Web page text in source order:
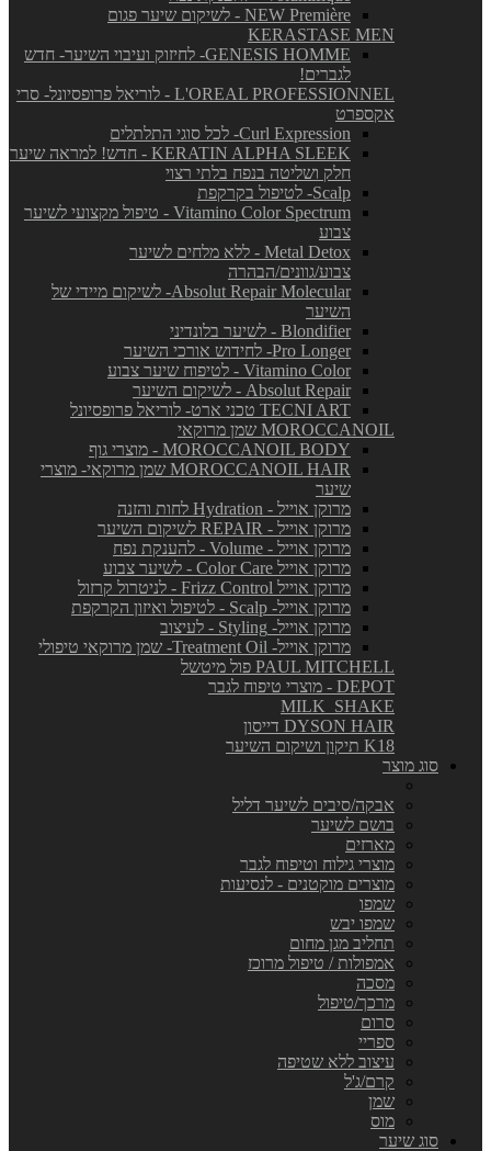
NEW Première - לשיקום שיער פגום
KERASTASE MEN
GENESIS HOMME- לחיזוק ועיבוי השיער- חדש
לגברים!
L'OREAL PROFESSIONNEL - לוריאל פרופסיונל- סרי
אקספרט
Curl Expression- לכל סוגי התלתלים
KERATIN ALPHA SLEEK - חדש! למראה שיער
חלק ושליטה בנפח בלתי רצוי
Scalp- לטיפול בקרקפת
Vitamino Color Spectrum - טיפול מקצועי לשיער
צבוע
Metal Detox - ללא מלחים לשיער
צבוע/גוונים/הבהרה
Absolut Repair Molecular- לשיקום מיידי של
השיער
Blondifier - לשיער בלונדיני
Pro Longer- לחידוש אורכי השיער
Vitamino Color - לטיפוח שיער צבוע
Absolut Repair - לשיקום השיער
TECNI ART טכני ארט- לוריאל פרופסיונל
MOROCCANOIL שמן מרוקאי
MOROCCANOIL BODY - מוצרי גוף
MOROCCANOIL HAIR שמן מרוקאי- מוצרי
שיער
מרוקן אוייל - Hydration לחות והזנה
מרוקן אוייל - REPAIR לשיקום השיער
מרוקן אוייל - Volume - להענקת נפח
מרוקן אוייל Color Care - לשיער צבוע
מרוקן אוייל Frizz Control - לניטרול קרזול
מרוקן אוייל- Scalp - לטיפול ואיזון הקרקפת
מרוקן אוייל- Styling - לעיצוב
מרוקן אוייל- Treatment Oil- שמן מרוקאי טיפולי
PAUL MITCHELL פול מיטשל
DEPOT - מוצרי טיפוח לגבר
MILK_SHAKE
DYSON HAIR דייסון
K18 תיקון ושיקום השיער
סוג מוצר
אבקה/סיבים לשיער דליל
בושם לשיער
מארזים
מוצרי גילוח וטיפוח לגבר
מוצרים מוקטנים - לנסיעות
שמפו
שמפו יבש
תחליב מגן מחום
אמפולות / טיפול מרוכז
מסכה
מרכך/טיפול
סרום
ספריי
עיצוב ללא שטיפה
קרם/ג'ל
שמן
מוס
סוג שיער